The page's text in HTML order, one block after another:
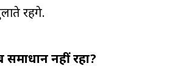
रहेंगे.
नहीं रहा?